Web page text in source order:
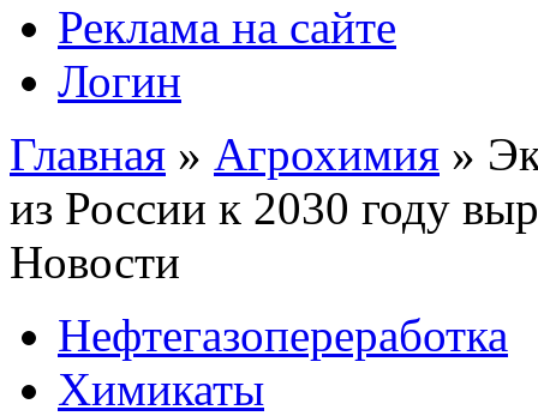
Реклама на сайте
Логин
Главная » Агрохимия »
из России к 2030 году
Новости
Нефтегазопереработка
Химикаты